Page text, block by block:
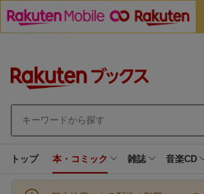
トップ 本・コミック 雑誌 音楽CD